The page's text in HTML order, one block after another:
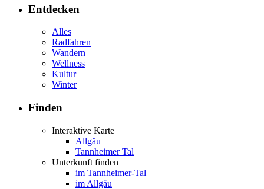
Entdecken
Alles
Radfahren
Wandern
Wellness
Kultur
Winter
Finden
Interaktive Karte
Allgäu
Tannheimer Tal
Unterkunft finden
im Tannheimer-Tal
im Allgäu